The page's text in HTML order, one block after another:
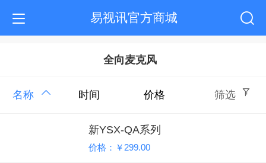
易视讯官方商城
全向麦克风
名称 时间 价格 筛选
新YSX-QA系列
价格：￥299.00